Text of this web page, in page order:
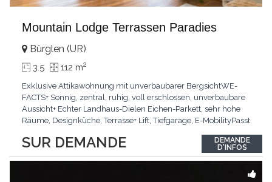
Mountain Lodge Terrassen Paradies
SUR DEMANDE
Bürglen (UR)
3.5 112 m2
Exklusive Attikawohnung mit unverbaubarer BergsichtWE-
FACTS+ Sonnig, zentral, ruhig, voll erschlossen, unverbaubare
Aussicht+ Echter Landhaus-Dielen Eichen-Parkett, sehr hohe
Räume, Designküche, Terrasse+ Lift, Tiefgarage, E-MobilityPasst
ArchitekturKLARTEXT: Grosszügig, sonnig und kompromisslos
hochwertig mit Logenplatz.Interessiert?...
DEMANDE
D'INFOS